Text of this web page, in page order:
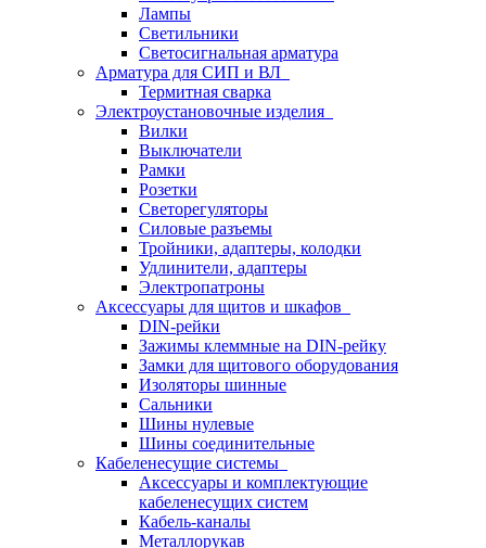
Лампы
Светильники
Светосигнальная арматура
Арматура для СИП и ВЛ
Термитная сварка
Электроустановочные изделия
Вилки
Выключатели
Рамки
Розетки
Светорегуляторы
Силовые разъемы
Тройники, адаптеры, колодки
Удлинители, адаптеры
Электропатроны
Аксессуары для щитов и шкафов
DIN-рейки
Зажимы клеммные на DIN-рейку
Замки для щитового оборудования
Изоляторы шинные
Сальники
Шины нулевые
Шины соединительные
Кабеленесущие системы
Аксессуары и комплектующие
кабеленесущих систем
Кабель-каналы
Металлорукав